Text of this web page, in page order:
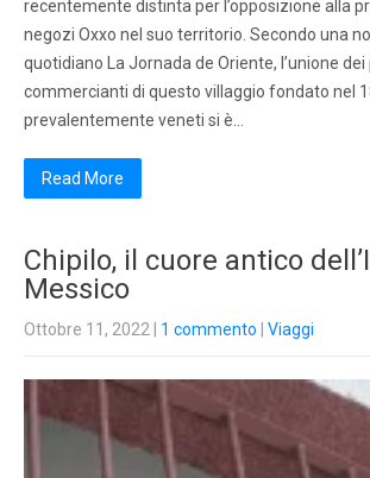
recentemente distinta per l’opposizione alla
negozi Oxxo nel suo territorio. Secondo una
quotidiano La Jornada de Oriente, l’unione dei
commercianti di questo villaggio fondato nel
prevalentemente veneti si è…
Read More
Chipilo, il cuore antico
Messico
Ottobre 11, 2022 1 commento Viaggi